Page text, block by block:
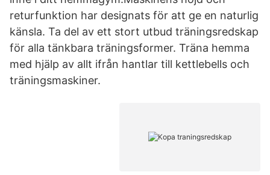
returfunktion har designats för att ge en naturlig
känsla. Ta del av ett stort utbud träningsredskap
för alla tänkbara träningsformer. Träna hemma
med hjälp av allt ifrån hantlar till kettlebells och
träningsmaskiner.